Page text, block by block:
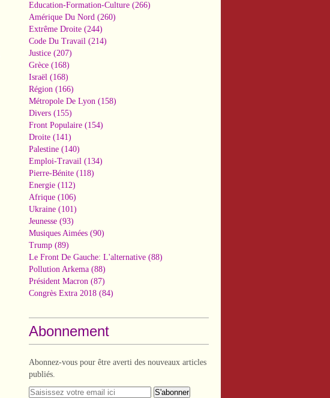
Education-Formation-Culture (266)
Amérique Du Nord (260)
Extrême Droite (244)
Code Du Travail (214)
Justice (207)
Grèce (168)
Israël (168)
Région (166)
Métropole De Lyon (158)
Divers (155)
Front Populaire (154)
Droite (141)
Palestine (140)
Emploi-Travail (134)
Pierre-Bénite (118)
Energie (112)
Afrique (106)
Ukraine (101)
Jeunesse (93)
Musiques Aimées (90)
Trump (89)
Le Front De Gauche: L'alternative (88)
Pollution Arkema (88)
Président Macron (87)
Congrès Extra 2018 (84)
Abonnement
Abonnez-vous pour être averti des nouveaux articles
publiés.